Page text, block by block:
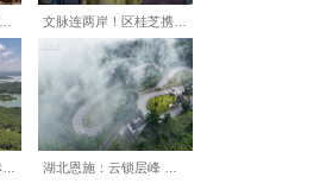
估与心
同恢复、
目，手术